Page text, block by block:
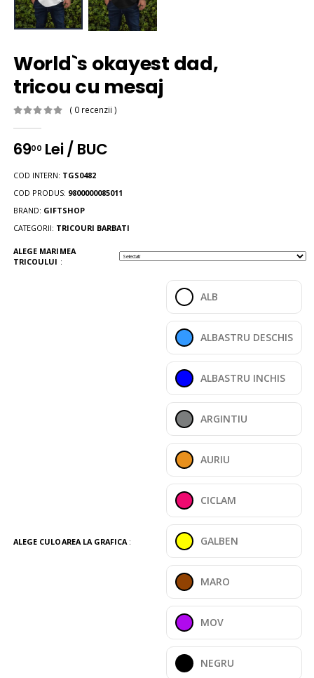
World`s okayest dad,
tricou cu mesaj
( 0 recenzii )
6900 Lei / BUC
COD INTERN: TGS0482
COD PRODUS: 9800000085011
BRAND: GIFTSHOP
CATEGORII: TRICOURI BARBATI
ALEGE MARIMEA
TRICOULUI :
ALEGE CULOAREA LA GRAFICA :
ALB
ALBASTRU DESCHIS
ALBASTRU INCHIS
ARGINTIU
AURIU
CICLAM
GALBEN
MARO
MOV
NEGRU